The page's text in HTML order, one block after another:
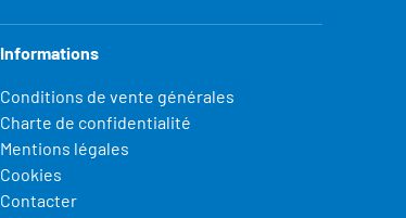
Informations
Conditions de vente générales
Charte de confidentialité
Mentions légales
Cookies
Contacter